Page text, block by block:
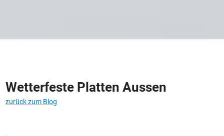
Wetterfeste Platten Aussen
zurück zum Blog